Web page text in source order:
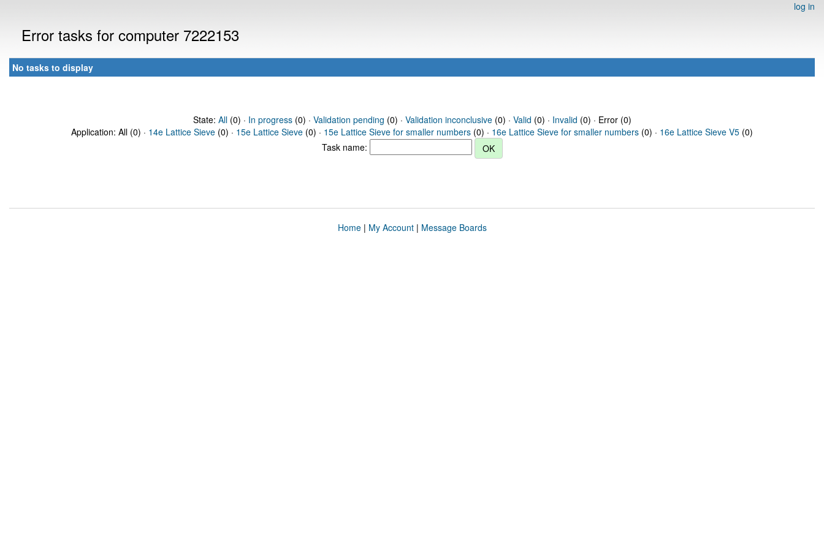
log in
Error tasks for computer 7222153
No tasks to display
State: All(0) · In progress(0) · Validation pending (0) · Validation inconclusive(0) · Valid (0) · Invalid (0) · Error (0)
Application: All (0) · 14e Lattice Sieve (0) · 15e Lattice Sieve (0) · 15e Lattice Sieve for smaller numbers (0) · 16e Lattice Sieve for smaller numbers (0) · 16e Lattice Sieve V5 (0)
Task name:
Home| My Account| Message Boards